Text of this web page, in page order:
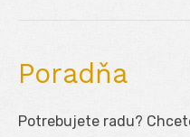
Poradňa
Potrebujete radu?